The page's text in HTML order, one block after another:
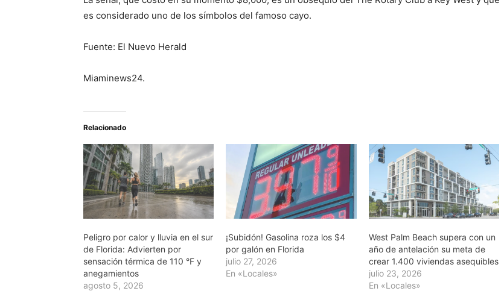
es considerado uno de los símbolos del famoso cayo.
Fuente: El Nuevo Herald
Miaminews24.
Relacionado
Peligro por calor y lluvia en el sur
de Florida: Advierten por
sensación térmica de 110 °F y
anegamientos
agosto 5, 2026
¡Subidón! Gasolina roza los $4
por galón en Florida
julio 27, 2026
En «Locales»
West Palm Beach supera con un
año de antelación su meta de
crear 1.400 viviendas asequibles
julio 23, 2026
En «Locales»